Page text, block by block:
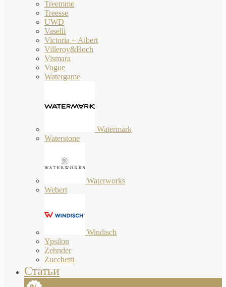
Treemme
Treesse
UWD
Vaselli
Victoria + Albert
Villeroy&Boch
Vismara
Vogue
Watergame
Watermark
Waterstone
Waterworks
Webert
Windisch
Ypsilon
Zehnder
Zucchetti
Статьи